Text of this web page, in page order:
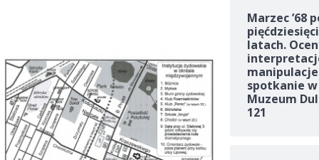
Marzec ’68
latach.
spotkanie w
Muzeum
121